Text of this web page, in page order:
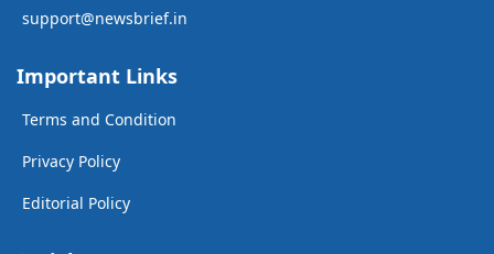
support@newsbrief.in
Important Links
Terms and Condition
Privacy Policy
Editorial Policy